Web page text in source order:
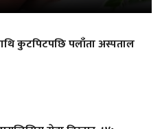
कुटपिटपछि पलाँता अस्पताल